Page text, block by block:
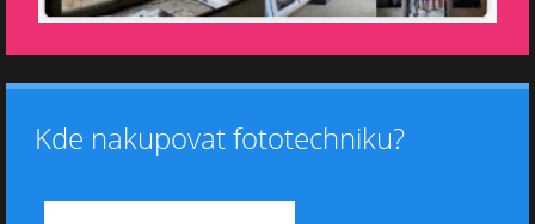
Kde nakupovat fototechniku?